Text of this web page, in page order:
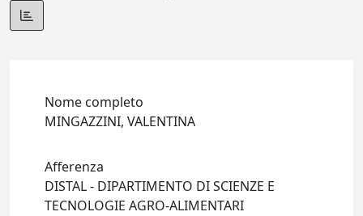
Nome completo
MINGAZZINI, VALENTINA
Afferenza
DISTAL - DIPARTIMENTO DI SCIENZE E
TECNOLOGIE AGRO-ALIMENTARI